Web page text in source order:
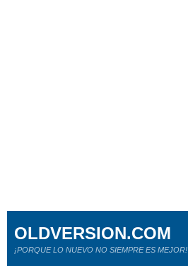
OLDVERSION.COM
¡PORQUE LO NUEVO NO SIEMPRE ES MEJOR!